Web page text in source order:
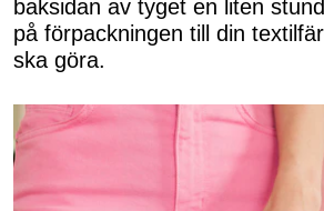
baksidan av tyget en liten
på förpackningen till din
ska göra.